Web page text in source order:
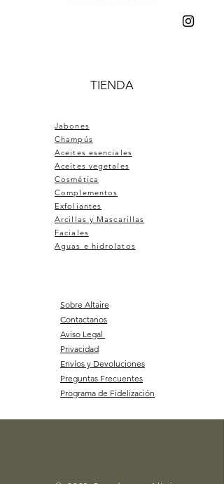
TIENDA
Jabones
Champús
Aceites esenciales
Aceites vegetales
Cosmética
Complementos
Exfoliantes
Arcillas y Mascarillas
Faciales
Aguas e hidrolatos
Sobre Altaire
Contactanos
Aviso Legal
Privacidad
Envíos y Devoluciones
Preguntas Frecuentes
Programa de Fidelización